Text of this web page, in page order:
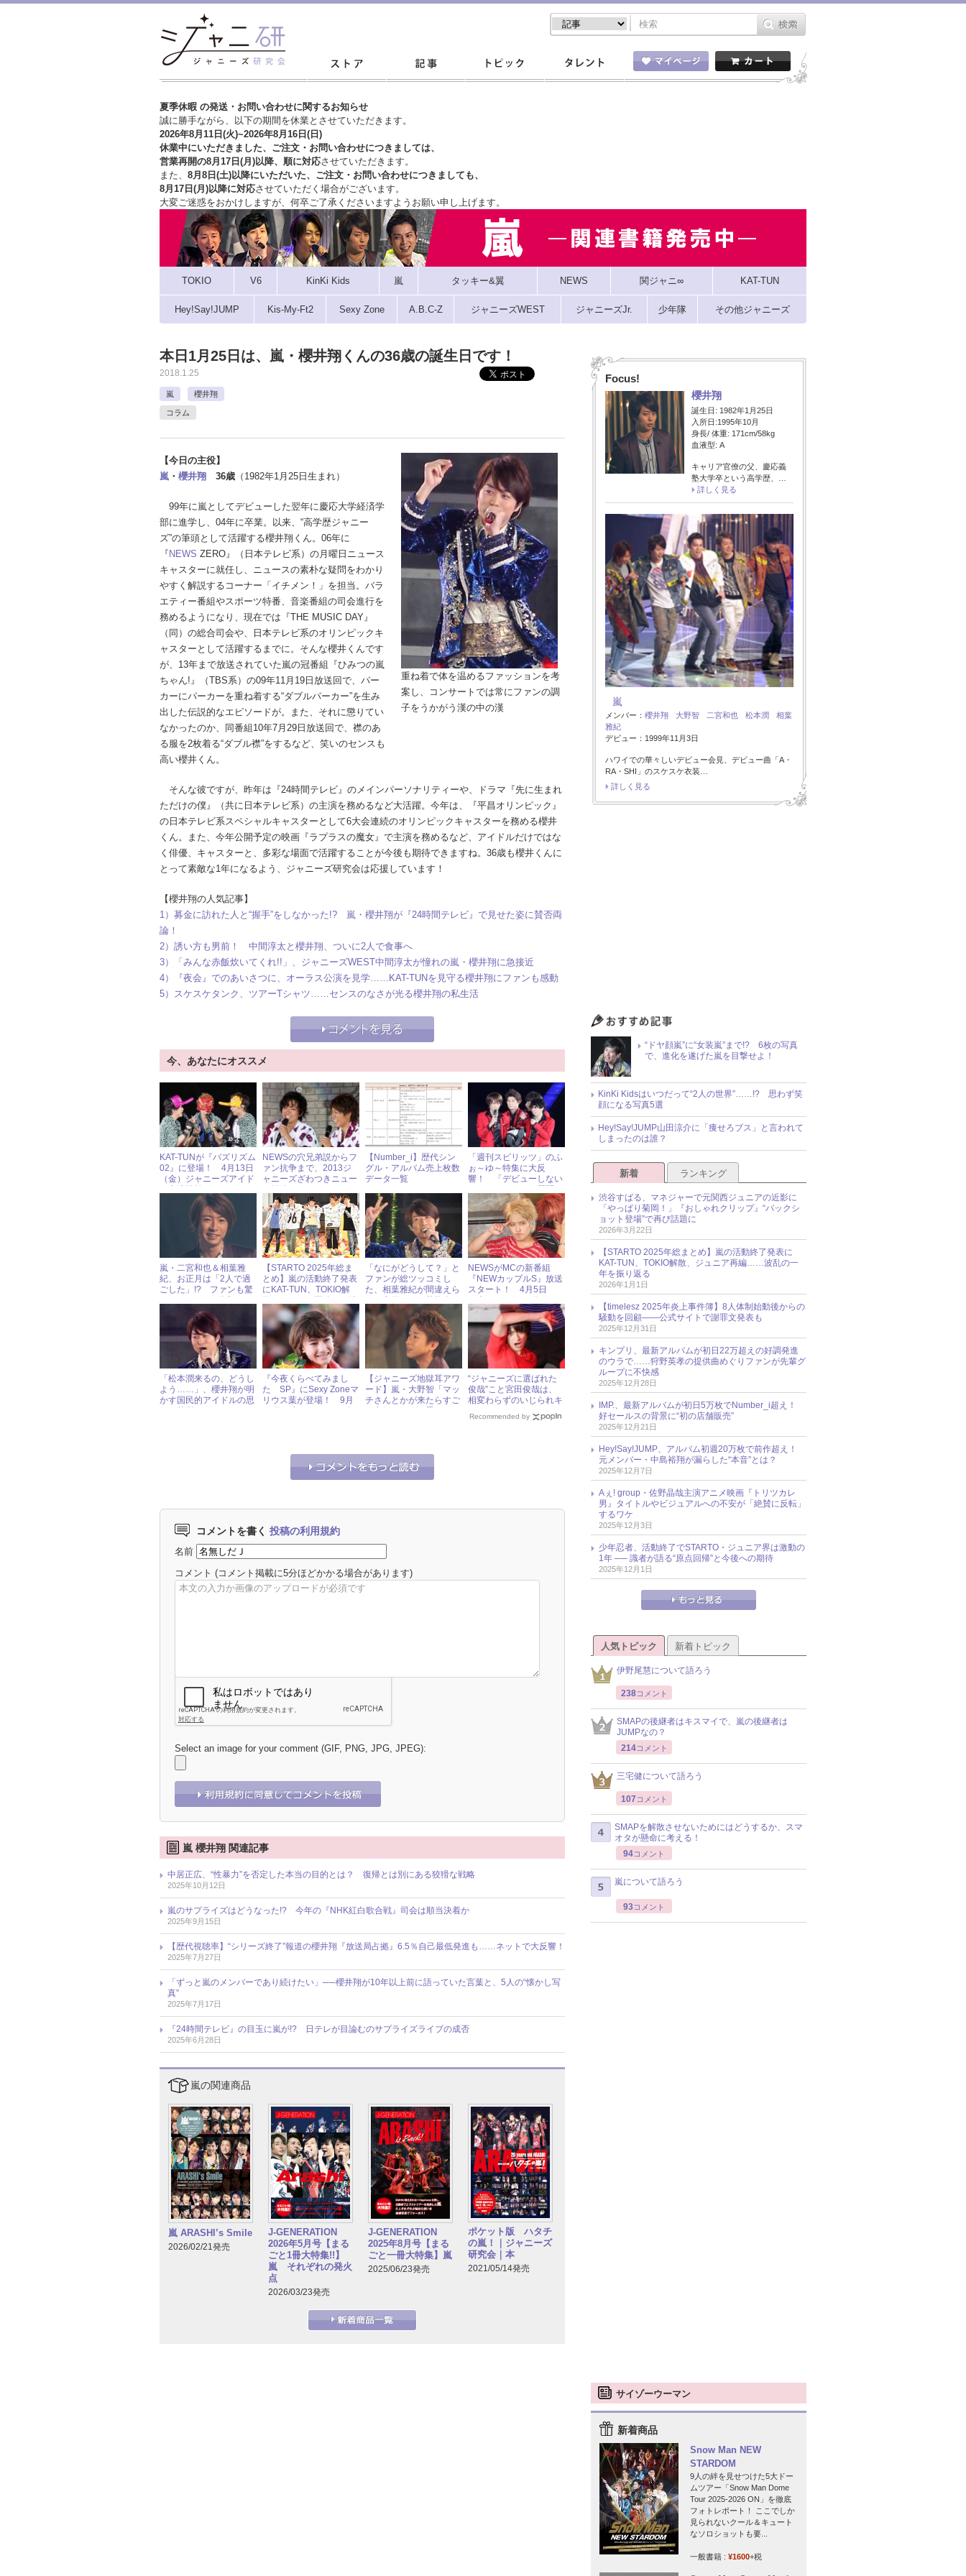
夏季休暇 の発送・お問い合わせに関するお知らせ
誠に勝手ながら、以下の期間を休業とさせていただきます。
2026年8月11日(火)~2026年8月16日(日)
休業中にいただきました、ご注文・お問い合わせにつきましては、
営業再開の8月17日(月)以降、順に対応させていただきます。
また、 8月8日(土)以降にいただいた、ご注文・ お問い合わせにつきましても、
8月17日(月)以降に対応させていただく場合がございます。
大変ご迷惑をおかけしますが、 何卒ご了承くださいますようお願い申し上げます。
TOKIO V6 KinKi Kids 嵐 タッキー&翼 NEWS 関ジャニ∞ KAT-TUN
Hey!Say!JUMP Kis-My-Ft2 Sexy Zone A.B.C-Z ジャニーズWEST ジャニーズJr. 少年隊 その他ジャニーズ
本日1月25日は、嵐・櫻井翔くんの36歳の誕生日です！
2018.1.25
嵐 櫻井翔
コラム
重ね着で体を温めるファッションを考
案し、コンサートでは常にファンの調
子をうかがう漢の中の漢
【今日の主役】
嵐 ・ 櫻井翔 36歳 （1982年1月25日生まれ）
99年に嵐としてデビューした翌年に慶応大学経済学
部に進学し、04年に卒業。以来、“高学歴ジャニー
ズ”の筆頭として活躍する櫻井翔くん。06年に
『 NEWS ZERO』（日本テレビ系）の月曜日ニュース
キャスターに就任し、ニュースの素朴な疑問をわかり
やすく解説するコーナー「イチメン！」を担当。バラ
エティー番組やスポーツ特番、音楽番組の司会進行を
務めるようになり、現在では『THE MUSIC DAY』
（同）の総合司会や、日本テレビ系のオリンピックキ
ャスターとして活躍するまでに。そんな櫻井くんです
が、13年まで放送されていた嵐の冠番組『ひみつの嵐
ちゃん!』（TBS系）の09年11月19日放送回で、パー
カーにパーカーを重ね着する“ダブルパーカー”を生み
出した伝説的なエピソードが。また、それに懲りてい
なかったのか、同番組10年7月29日放送回で、襟のあ
る服を2枚着る“ダブル襟”をするなど、笑いのセンスも
高い櫻井くん。
そんな彼ですが、昨年は『24時間テレビ』のメインパーソナリティーや、ドラマ『先に生まれ
ただけの僕』（共に日本テレビ系）の主演を務めるなど大活躍。今年は、『平昌オリンピック』
の日本テレビ系スペシャルキャスターとして6大会連続のオリンピックキャスターを務める櫻井
くん。また、今年公開予定の映画『ラプラスの魔女』で主演を務めるなど、アイドルだけではな
く俳優、キャスターと、多彩な場面で活躍することが今後も期待できますね。36歳も櫻井くんに
とって素敵な1年になるよう、ジャニーズ研究会は応援しています！
【櫻井翔の人気記事】
1）募金に訪れた人と“握手”をしなかった!? 嵐・櫻井翔が『24時間テレビ』で見せた姿に賛否両
論！
2）誘い方も男前！ 中間淳太と櫻井翔、ついに2人で食事へ
3）「みんな赤飯炊いてくれ!!」、ジャニーズWEST中間淳太が憧れの嵐・櫻井翔に急接近
4）『夜会』でのあいさつに、オーラス公演を見学……KAT-TUNを見守る櫻井翔にファンも感動
5）スケスケタンク、ツアーTシャツ……センスのなさが光る櫻井翔の私生活
今、あなたにオススメ
KAT-TUNが『バズリズム
02』に登場！ 4月13日
（金）ジャニーズアイド
NEWSの穴兄弟説からフ
ァン抗争まで、2013ジ
ャニーズざわつきニュー
【Number_i】歴代シン
グル・アルバム売上枚数
データ一覧
「週刊スピリッツ」のふ
ぉ～ゆ～特集に大反
響！ 「デビューしない
メンバーは……？
嵐・二宮和也＆相葉雅
紀、お正月は「2人で過
ごした」!? ファンも驚
【STARTO 2025年総ま
とめ】嵐の活動終了発表
にKAT-TUN、TOKIO解
乱の一年を振り返る « ジ
ャニーズ研究会
「なにがどうして？」と
ファンが総ツッコミし
た、相葉雅紀が間違えら
は？
NEWSがMCの新番組
『NEWカップルS』放送
スタート！ 4月5日
ル出演情報
「松本潤来るの、どうし
よう……」、櫻井翔が明
かす国民的アイドルの思
『今夜くらべてみまし
た SP』にSexy Zoneマ
リウス葉が登場！ 9月
【ジャニーズ地獄耳アワ
ード】嵐・大野智「マッ
チさんとかが来たらすご
“ジャニーズに選ばれた
俊哉”こと宮田俊哉は、
相変わらずのいじられキ
Recommended by
コメントを書く 投稿の利用規約
名前
コメント (コメント掲載に5分ほどかかる場合があります)
Select an image for your comment (GIF, PNG, JPG, JPEG):
嵐 櫻井翔 関連記事
中居正広、“性暴力”を否定した本当の目的とは？ 復帰とは別にある狡猾な戦略
2025年10月12日
嵐のサプライズはどうなった!? 今年の『NHK紅白歌合戦』司会は順当決着か
2025年9月15日
【歴代視聴率】“シリーズ終了”報道の櫻井翔『放送局占拠』6.5％自己最低発進も……ネットで大反響！
2025年7月27日
「ずっと嵐のメンバーであり続けたい」──櫻井翔が10年以上前に語っていた言葉と、5人の“懐かし写
真”
2025年7月17日
『24時間テレビ』の目玉に嵐が!? 日テレが目論むのサプライズライブの成否
2025年6月28日
嵐の関連商品
嵐 ARASHI’s Smile
2026/02/21発売
J-GENERATION
2026年5月号【まる
ごと1冊大特集!!】
嵐 それぞれの発火
点
2026/03/23発売
J-GENERATION
2025年8月号【まる
ごと一冊大特集】嵐
2025/06/23発売
ポケット版 ハタチ
の嵐！｜ジャニーズ
研究会｜本
2021/05/14発売
Focus!
櫻井翔
誕生日: 1982年1月25日
入所日:1995年10月
身長/ 体重: 171cm/58kg
血液型: A
キャリア官僚の父、慶応義
塾大学卒という高学歴、…
詳しく見る
嵐
メンバー： 櫻井翔 大野智 二宮和也 松本潤
相葉
雅紀
デビュー：1999年11月3日
ハワイでの華々しいデビュー会見、デビュー曲「A・
RA・SHI」のスケスケ衣装…
詳しく見る
“ドヤ顔嵐”に“女装嵐”まで!? 6枚の写真
で、進化を遂げた嵐を目撃せよ！
KinKi Kidsはいつだって“2人の世界”……!? 思わず笑
顔になる写真5選
Hey!Say!JUMP山田涼介に「痩せろブス」と言われて
しまったのは誰？
新着 ランキング
渋谷すばる、マネジャーで元関西ジュニアの近影に
「やっぱり菊岡！」『おしゃれクリップ』“バックシ
ョット登場”で再び話題に
2026年3月22日
【STARTO 2025年総まとめ】嵐の活動終了発表に
KAT-TUN、TOKIO解散、ジュニア再編……波乱の一
年を振り返る
2026年1月1日
【timelesz 2025年炎上事件簿】8人体制始動後からの
騒動を回顧――公式サイトで謝罪文発表も
2025年12月31日
キンプリ、最新アルバムが初日22万超えの好調発進
のウラで……狩野英孝の提供曲めぐりファンが先輩グ
ループに不快感
2025年12月28日
IMP.、最新アルバムが初日5万枚でNumber_i超え！
好セールスの背景に“初の店舗販売”
2025年12月21日
Hey!Say!JUMP、アルバム初週20万枚で前作超え！
元メンバー・中島裕翔が漏らした“本音”とは？
2025年12月7日
Aぇ! group・佐野晶哉主演アニメ映画『トリツカレ
男』タイトルやビジュアルへの不安が「絶賛に反転」
するワケ
2025年12月3日
少年忍者、活動終了でSTARTO・ジュニア界は激動の
1年 ── 識者が語る“原点回帰”と今後への期待
2025年12月1日
人気トピック 新着トピック
伊野尾慧について語ろう
238コメント
SMAPの後継者はキスマイで、嵐の後継者は
JUMPなの？
214コメント
三宅健について語ろう
107 コメント
SMAPを解散させないためにはどうするか、スマ
オタが懸命に考える！
94コメント
嵐について語ろう
93コメント
サイゾーウーマン
新着商品
Snow Man NEW
STARDOM
9人の絆を見せつけた5大ドー
ムツアー「Snow Man Dome
Tour 2025-2026 ON」を徹底
フォトレポート！ ここでしか
見られないクール＆キュート
なソロショットも要...
一般書籍 : ¥1600+税